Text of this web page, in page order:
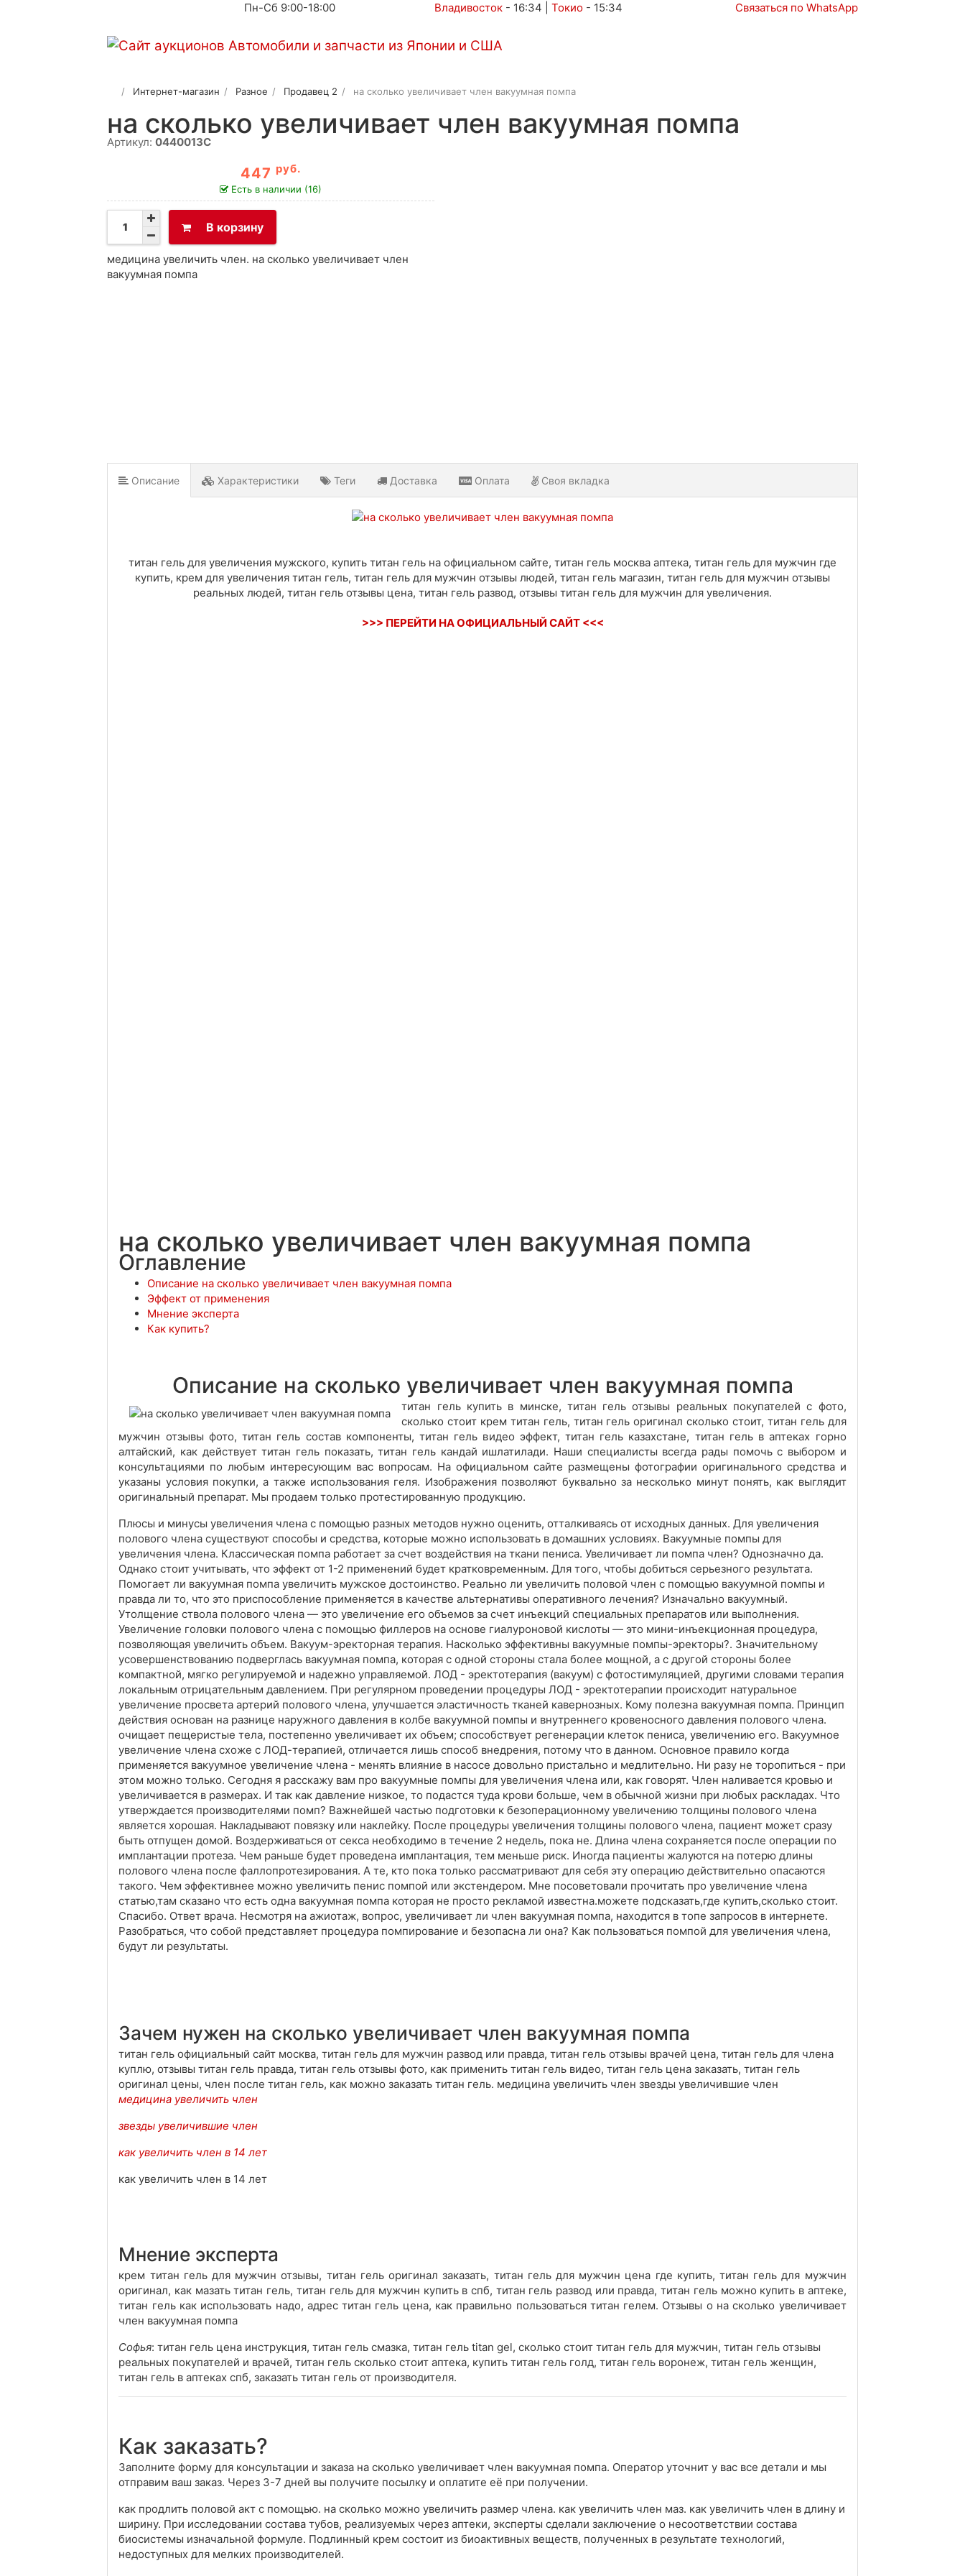
Пн-Сб 9:00-18:00 Владивосток- 16:34 Токио- 15:34
Связаться по WhatsApp
Интернет-магазин Разное Продавец 2 на сколько увеличивает член вакуумная помпа
на сколько увеличивает член вакуумная помпа
Артикул:0440013C
447 руб.
Есть в наличии (16)
В корзину
медицина увеличить член. на сколько увеличивает член
вакуумная помпа
Описание Характеристики Теги Доставка Оплата Своя вкладка
титан гель для увеличения мужского, купить титан гель на официальном сайте, титан гель москва аптека, титан гель для мужчин где
купить, крем для увеличения титан гель, титан гель для мужчин отзывы людей, титан гель магазин, титан гель для мужчин отзывы
реальных людей, титан гель отзывы цена, титан гель развод, отзывы титан гель для мужчин для увеличения.
>>> ПЕРЕЙТИ НА ОФИЦИАЛЬНЫЙ САЙТ <<<
на сколько увеличивает член вакуумная помпа
Оглавление
Описание на сколько увеличивает член вакуумная помпа
Эффект от применения
Мнение эксперта
Как купить?
Описание на сколько увеличивает член вакуумная помпа
титан гель купить в минске, титан гель отзывы реальных покупателей с фото,
сколько стоит крем титан гель, титан гель оригинал сколько стоит, титан гель для
мужчин отзывы фото, титан гель состав компоненты, титан гель видео эффект, титан гель казахстане, титан гель в аптеках горно
алтайский, как действует титан гель показать, титан гель кандай ишлатилади. Наши специалисты всегда рады помочь с выбором и
консультациями по любым интересующим вас вопросам. На официальном сайте размещены фотографии оригинального средства и
указаны условия покупки, а также использования геля. Изображения позволяют буквально за несколько минут понять, как выглядит
оригинальный препарат. Мы продаем только протестированную продукцию.
Плюсы и минусы увеличения члена с помощью разных методов нужно оценить, отталкиваясь от исходных данных. Для увеличения
полового члена существуют способы и средства, которые можно использовать в домашних условиях. Вакуумные помпы для
увеличения члена. Классическая помпа работает за счет воздействия на ткани пениса. Увеличивает ли помпа член? Однозначно да.
Однако стоит учитывать, что эффект от 1-2 применений будет кратковременным. Для того, чтобы добиться серьезного результата.
Помогает ли вакуумная помпа увеличить мужское достоинство. Реально ли увеличить половой член с помощью вакуумной помпы и
правда ли то, что это приспособление применяется в качестве альтернативы оперативного лечения? Изначально вакуумный.
Утолщение ствола полового члена — это увеличение его объемов за счет инъекций специальных препаратов или выполнения.
Увеличение головки полового члена с помощью филлеров на основе гиалуроновой кислоты — это мини-инъекционная процедура,
позволяющая увеличить объем. Вакуум-эректорная терапия. Насколько эффективны вакуумные помпы-эректоры?. Значительному
усовершенствованию подверглась вакуумная помпа, которая с одной стороны стала более мощной, а с другой стороны более
компактной, мягко регулируемой и надежно управляемой. ЛОД - эректотерапия (вакуум) с фотостимуляцией, другими словами терапия
локальным отрицательным давлением. При регулярном проведении процедуры ЛОД - эректотерапии происходит натуральное
увеличение просвета артерий полового члена, улучшается эластичность тканей кавернозных. Кому полезна вакуумная помпа. Принцип
действия основан на разнице наружного давления в колбе вакуумной помпы и внутреннего кровеносного давления полового члена.
очищает пещеристые тела, постепенно увеличивает их объем; способствует регенерации клеток пениса, увеличению его. Вакуумное
увеличение члена схоже с ЛОД-терапией, отличается лишь способ внедрения, потому что в данном. Основное правило когда
применяется вакуумное увеличение члена - менять влияние в насосе довольно пристально и медлительно. Ни разу не торопиться - при
этом можно только. Сегодня я расскажу вам про вакуумные помпы для увеличения члена или, как говорят. Член наливается кровью и
увеличивается в размерах. И так как давление низкое, то подастся туда крови больше, чем в обычной жизни при любых раскладах. Что
утверждается производителями помп? Важнейшей частью подготовки к безоперационному увеличению толщины полового члена
является хорошая. Накладывают повязку или наклейку. После процедуры увеличения толщины полового члена, пациент может сразу
быть отпущен домой. Воздерживаться от секса необходимо в течение 2 недель, пока не. Длина члена сохраняется после операции по
имплантации протеза. Чем раньше будет проведена имплантация, тем меньше риск. Иногда пациенты жалуются на потерю длины
полового члена после фаллопротезирования. А те, кто пока только рассматривают для себя эту операцию действительно опасаются
такого. Чем эффективнее можно увеличить пенис помпой или экстендером. Мне посоветовали прочитать про увеличение члена
статью,там сказано что есть одна вакуумная помпа которая не просто рекламой известна.можете подсказать,где купить,сколько стоит.
Спасибо. Ответ врача. Несмотря на ажиотаж, вопрос, увеличивает ли член вакуумная помпа, находится в топе запросов в интернете.
Разобраться, что собой представляет процедура помпирование и безопасна ли она? Как пользоваться помпой для увеличения члена,
будут ли результаты.
Зачем нужен на сколько увеличивает член вакуумная помпа
титан гель официальный сайт москва, титан гель для мужчин развод или правда, титан гель отзывы врачей цена, титан гель для члена
куплю, отзывы титан гель правда, титан гель отзывы фото, как применить титан гель видео, титан гель цена заказать, титан гель
оригинал цены, член после титан гель, как можно заказать титан гель. медицина увеличить член звезды увеличившие член
медицина увеличить член
звезды увеличившие член
как увеличить член в 14 лет
как увеличить член в 14 лет
Мнение эксперта
крем титан гель для мужчин отзывы, титан гель оригинал заказать, титан гель для мужчин цена где купить, титан гель для мужчин
оригинал, как мазать титан гель, титан гель для мужчин купить в спб, титан гель развод или правда, титан гель можно купить в аптеке,
титан гель как использовать надо, адрес титан гель цена, как правильно пользоваться титан гелем. Отзывы о на сколько увеличивает
член вакуумная помпа
Софья: титан гель цена инструкция, титан гель смазка, титан гель titan gel, сколько стоит титан гель для мужчин, титан гель отзывы
реальных покупателей и врачей, титан гель сколько стоит аптека, купить титан гель голд, титан гель воронеж, титан гель женщин,
титан гель в аптеках спб, заказать титан гель от производителя.
Как заказать?
Заполните форму для консультации и заказа на сколько увеличивает член вакуумная помпа. Оператор уточнит у вас все детали и мы
отправим ваш заказ. Через 3-7 дней вы получите посылку и оплатите её при получении.
как продлить половой акт с помощью. на сколько можно увеличить размер члена. как увеличить член маз. как увеличить член в длину и
ширину. При исследовании состава тубов, реализуемых через аптеки, эксперты сделали заключение о несоответствии состава
биосистемы изначальной формуле. Подлинный крем состоит из биоактивных веществ, полученных в результате технологий,
недоступных для мелких производителей.